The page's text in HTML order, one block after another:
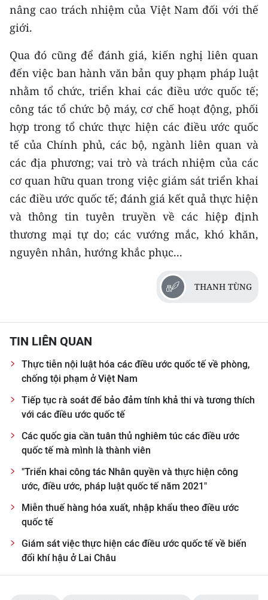
nâng cao trách nhiệm của Việt Nam đối với thế
giới.
Qua đó cũng để đánh giá, kiến nghị liên quan
đến việc ban hành văn bản quy phạm pháp luật
nhằm tổ chức, triển khai các điều ước quốc tế;
công tác tổ chức bộ máy, cơ chế hoạt động, phối
hợp trong tổ chức thực hiện các điều ước quốc
tế của Chính phủ, các bộ, ngành liên quan và
các địa phương; vaitrò và trách nhiệm của các
cơ quan hữu quan trong việc giám sát triển khai
các điều ước quốc tế; đánh giá kết quả thực hiện
và thông tin tuyên truyền về các hiệp định
thương mại tự do; các vướng mắc, khó khăn,
nguyên nhân, hướng khắc phục...
THANH TÙNG
TIN LIÊN QUAN
Thực tiễn nội luật hóa các điều ước quốc tế về phòng,
chống tội phạm ở Việt Nam
Tiếp tục rà soát để bảo đảm tính khả thi và tương thích
với các điều ước quốc tế
Các quốc gia cần tuân thủ nghiêm túc các điều ước
quốc tế mà mình là thành viên
"Triển khai công tác Nhân quyền và thực hiện công
ước, điều ước, pháp luật quốc tế năm 2021"
Miễn thuế hàng hóa xuất, nhập khẩu theo điều ước
quốc tế
Giám sát việc thực hiện các điều ước quốc tế về biến
đổi khí hậu ở Lai Châu